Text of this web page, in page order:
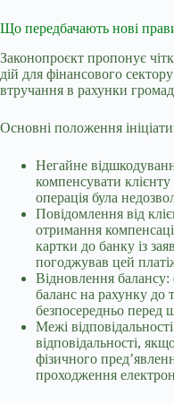
Що передбачають нові
Законопроєкт пропонує
дій для фінансового
втручання в рахунки
Основні положення
Негайне
компенсувати
операція була
Повідомлення від
отримання
картки до банку із
погоджував цей
Відновлення балансу:
баланс на рахунку до
безпосередньо перед
Межі
відповідальності,
фізичного
проходження